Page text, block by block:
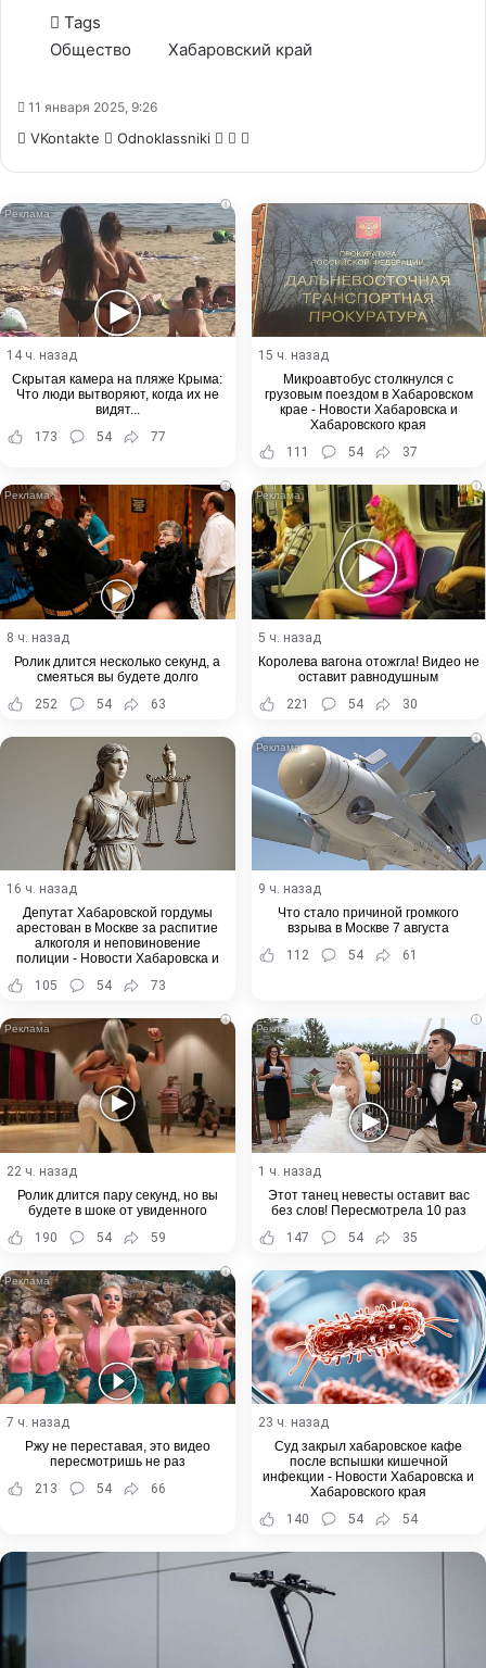
Tags
Общество
Хабаровский край
11 января 2025, 9:26
VKontakte Odnoklassniki WhatsApp
Telegram
i
14 ч. назад
Скрытая камера на пляже Крыма:
Что люди вытворяют, когда их не
видят...
173
54 77
15 ч. назад
Микроавтобус столкнулся с
грузовым поездом в Хабаровском
крае - Новости Хабаровска и
Хабаровского края
111
54 37
i
8 ч. назад
Ролик длится несколько секунд, а
смеяться вы будете долго
252
54 63
i
5 ч. назад
Королева вагона отожгла! Видео не
оставит равнодушным
221
54 30
16 ч. назад
Депутат Хабаровской гордумы
арестован в Москве за распитие
алкоголя и неповиновение
полиции - Новости Хабаровска и
105 54 73
i
9 ч. назад
Что стало причиной громкого
взрыва в Москве 7 августа
112
54 61
i
22 ч. назад
Ролик длится пару секунд, но вы
будете в шоке от увиденного
190
54 59
i
1 ч. назад
Этот танец невесты оставит вас
без слов! Пересмотрела 10 раз
147
54 35
i
7 ч. назад
Ржу не переставая, это видео
пересмотришь не раз
213
54 66
23 ч. назад
Суд закрыл хабаровское кафе
после вспышки кишечной
инфекции - Новости Хабаровска и
Хабаровского края
140
54 54